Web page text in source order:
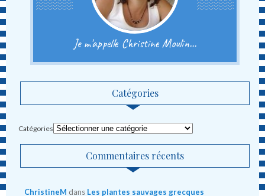
Je m'appelle Christine Moulin...
Catégories
Catégories
Commentaires récents
ChristineM dans Les plantes sauvages grecques